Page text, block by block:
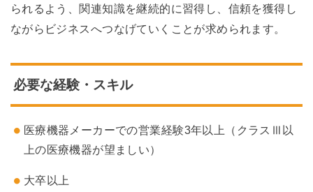
られるよう、関連知識を継続的に習得し、信頼を獲得し
ながらビジネスへつなげていくことが求められます。
必要な経験・スキル
医療機器メーカーでの営業経験3年以上（クラスⅢ以
上の医療機器が望ましい）
大卒以上